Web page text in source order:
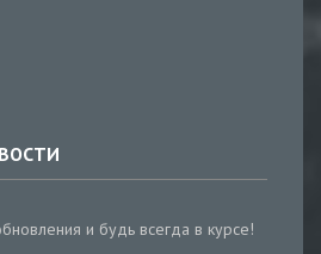
и будь всегда в курсе!